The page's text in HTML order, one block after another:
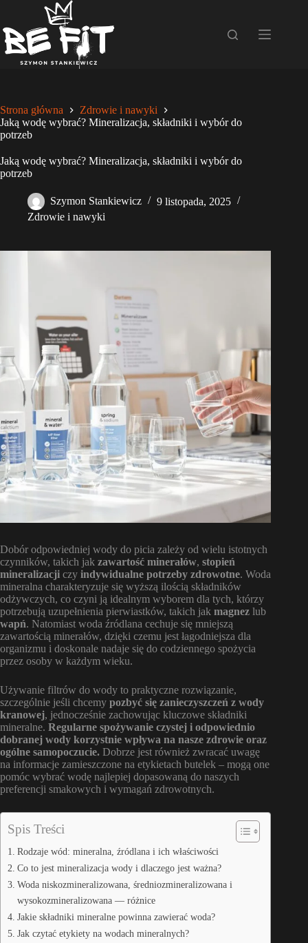
treści
Strona główna
Zdrowie i nawyki
Jaką wodę wybrać? Mineralizacja, składniki i wybór do
potrzeb
Jaką wodę wybrać? Mineralizacja, składniki i wybór do
potrzeb
Szymon Stankiewicz
9 listopada, 2025
Zdrowie i nawyki
Dobór odpowiedniej wody do picia zależy od wielu istotnych
czynników, takich jak zawartość minerałów, stopień
mineralizacji czy indywidualne potrzeby zdrowotne. Woda
mineralna charakteryzuje się wyższą ilością składników
odżywczych, co czyni ją idealnym wyborem dla tych, którzy
potrzebują uzupełnienia pierwiastków, takich jak magnez lub
wapń. Natomiast woda źródlana cechuje się mniejszą
zawartością minerałów, dzięki czemu jest łagodniejsza dla
organizmu i doskonale nadaje się do codziennego spożycia
przez osoby w każdym wieku.
Używanie filtrów do wody to praktyczne rozwiązanie,
szczególnie jeśli chcemy pozbyć się zanieczyszczeń z wody
kranowej, jednocześnie zachowując kluczowe składniki
mineralne. Regularne spożywanie czystej i odpowiednio
dobranej wody korzystnie wpływa na nasze zdrowie oraz
ogólne samopoczucie. Dobrze jest również zwracać uwagę
na informacje zamieszczone na etykietach butelek – mogą one
pomóc wybrać wodę najlepiej dopasowaną do naszych
preferencji smakowych i wymagań zdrowotnych.
Spis Treści
Rodzaje wód: mineralna, źródlana i ich właściwości
Co to jest mineralizacja wody i dlaczego jest ważna?
Woda niskozmineralizowana, średniozmineralizowana i
wysokozmineralizowana — różnice
Jakie składniki mineralne powinna zawierać woda?
Jak czytać etykiety na wodach mineralnych?